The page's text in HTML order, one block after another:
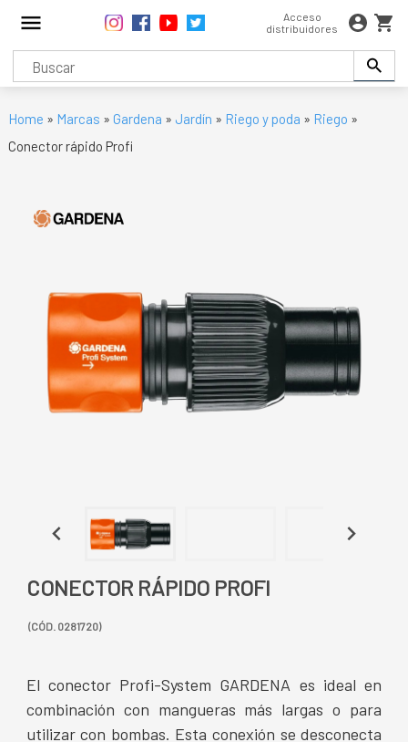
Acceso
distribuidores
Home » Marcas » Gardena » Jardín » Riego y poda » Riego »
Conector rápido Profi
CONECTOR RÁPIDO PROFI
(CÓD. 0281720)
El conector Profi-System GARDENA es ideal en
combinación con mangueras más largas o para
utilizar con bombas. Esta conexión se desconecta